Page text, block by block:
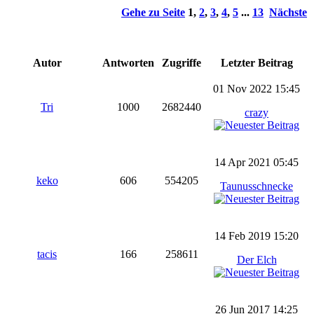
Gehe zu Seite 1, 2, 3, 4, 5 ... 13 Nächste
Autor Antworten Zugriffe Letzter Beitrag
Tri 1000 2682440
01 Nov 2022 15:45
crazy
keko 606 554205
14 Apr 2021 05:45
Taunusschnecke
tacis 166 258611
14 Feb 2019 15:20
Der Elch
26 Jun 2017 14:25